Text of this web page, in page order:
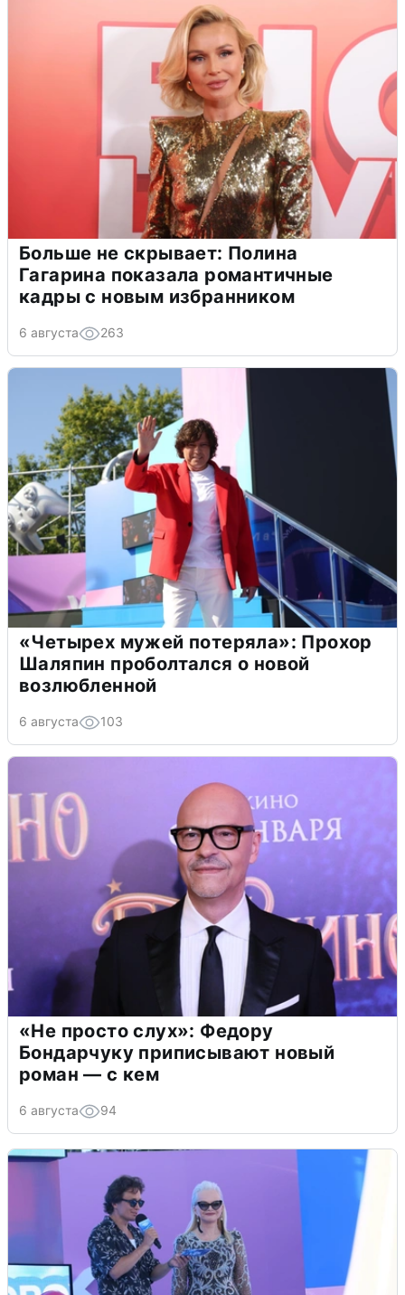
Больше не скрывает: Полина
Гагарина показала романтичные
кадры с новым избранником
6 августа 263
«Четырех мужей потеряла»: Прохор
Шаляпин проболтался о новой
возлюбленной
6 августа 103
«Не просто слух»: Федору
Бондарчуку приписывают новый
роман — с кем
6 августа 94